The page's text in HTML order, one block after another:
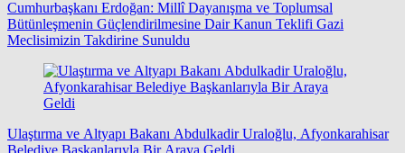
Cumhurbaşkanı Erdoğan: Millî Dayanışma ve Toplumsal
Bütünleşmenin Güçlendirilmesine Dair Kanun Teklifi Gazi
Meclisimizin Takdirine Sunuldu
Ulaştırma ve Altyapı Bakanı Abdulkadir Uraloğlu, Afyonkarahisar